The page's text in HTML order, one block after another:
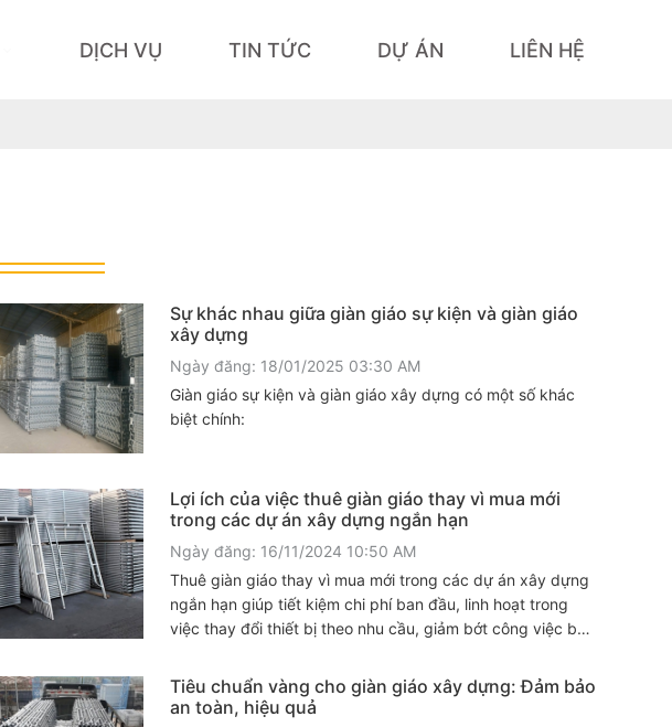
DỊCH VỤ TIN TỨC DỰ ÁN LIÊN HỆ
Sự khác nhau giữa giàn giáo sự kiện và giàn giáo
xây dựng
Ngày đăng: 18/01/2025 03:30 AM
Giàn giáo sự kiện và giàn giáo xây dựng có một số khác
biệt chính:
Lợi ích của việc thuê giàn giáo thay vì mua mới
trong các dự án xây dựng ngắn hạn
Ngày đăng: 16/11/2024 10:50 AM
Thuê giàn giáo thay vì mua mới trong các dự án xây dựng
ngắn hạn giúp tiết kiệm chi phí ban đầu, linh hoạt trong
việc thay đổi thiết bị theo nhu cầu, giảm bớt công việc bảo
Tiêu chuẩn vàng cho giàn giáo xây dựng: Đảm bảo
an toàn, hiệu quả